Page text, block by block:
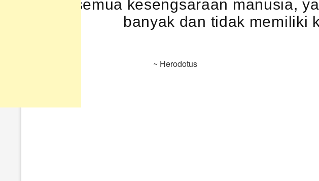
Dari semua kesengsaraan manusia,
banyak dan tidak memiliki
~ Herodotus